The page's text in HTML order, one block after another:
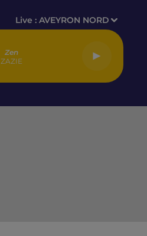
Live :AVEYRON NORD
Zen
ZAZIE